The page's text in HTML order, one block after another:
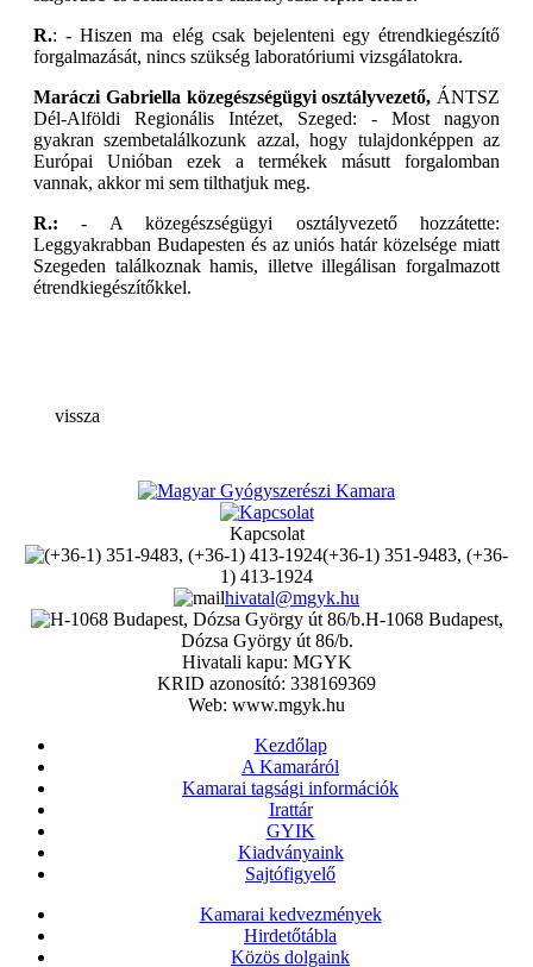
R.: - Hiszen ma elég csak bejelenteni egy étrendkiegészítő
forgalmazását, nincs szükség laboratóriumi vizsgálatokra.
Maráczi Gabriella közegészségügyi osztályvezető, ÁNTSZ
Dél-Alföldi Regionális Intézet, Szeged: - Most nagyon
gyakran szembetalálkozunk azzal, hogy tulajdonképpen az
Európai Unióban ezek a termékek másutt forgalomban
vannak, akkor mi sem tilthatjuk meg.
R.: - A közegészségügyi osztályvezető hozzátette:
Leggyakrabban Budapesten és az uniós határ közelsége miatt
Szegeden találkoznak hamis, illetve illegálisan forgalmazott
étrendkiegészítőkkel.
vissza
Kapcsolat
(+36-1) 351-9483, (+36-
1) 413-1924
hivatal@mgyk.hu
H-1068 Budapest,
Dózsa György út 86/b.
Hivatali kapu: MGYK
KRID azonosító: 338169369
Web: www.mgyk.hu
Kezdőlap
A Kamaráról
Kamarai tagsági információk
Irattár
GYIK
Kiadványaink
Sajtófigyelő
Kamarai kedvezmények
Hirdetőtábla
Közös dolgaink